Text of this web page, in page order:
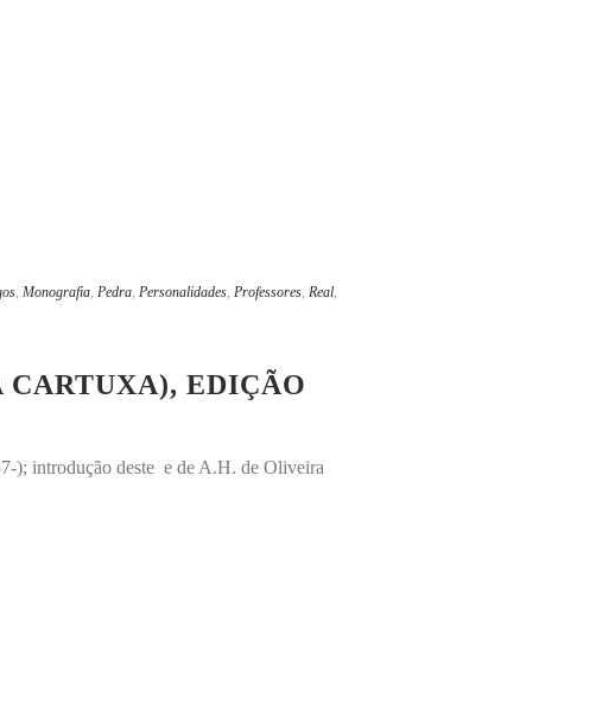
, Monografia, Pedra, Personalidades, Professores, Real,
EDIÇÃO
); introdução deste e de A.H. de Oliveira